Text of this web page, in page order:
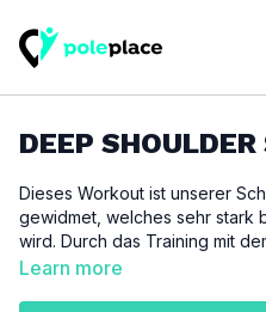
DEEP
Dieses Workout ist unserer
gewidmet, welches sehr stark
wird. Durch das Training mit
bauen wir sehr schnell
Learn more